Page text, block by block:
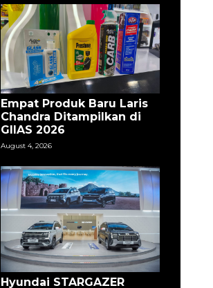
Empat Produk Baru Laris
Chandra Ditampilkan di
GIIAS 2026
August 4, 2026
Hyundai STARGAZER